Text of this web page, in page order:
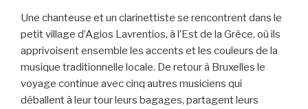
Une chanteuse et un clarinettiste se rencontrent dans le
petit village d’Agios Lavrentios, à l’Est de la Grèce, où ils
apprivoisent ensemble les accents et les couleurs de la
musique traditionnelle locale. De retour à Bruxelles le
voyage continue avec cinq autres musiciens qui
déballent à leur tour leurs bagages, partagent leurs